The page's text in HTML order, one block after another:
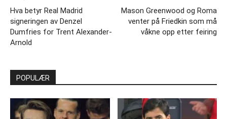
Hva betyr Real Madrid
signeringen av Denzel
Dumfries for Trent Alexander-
Arnold
Mason Greenwood og Roma
venter på Friedkin som må
våkne opp etter feiring
POPULÆR